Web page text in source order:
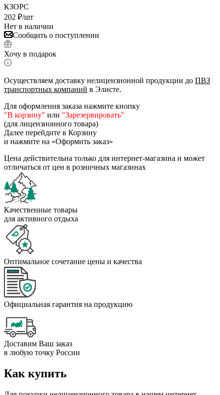
КЗОРС
202 ₽/шт
Нет в наличии
Сообщить о поступлении
Хочу в подарок
Осуществляем доставку нелицензионной продукции до ПВЗ
транспортных компаний в Элисте.
Для оформления заказа нажмите кнопку
"В корзину" или "Зарезервировать"
(для лицензионного товара)
Далее перейдите в Корзину
и нажмите на «Оформить заказ»
Цена действительна только для интернет-магазина и может
отличаться от цен в розничных магазинах
Качественные товары
для активного отдыха
Оптимальное сочетание цены и качества
Официальная гарантия на продукцию
Доставим Ваш заказ
в любую точку России
Как купить